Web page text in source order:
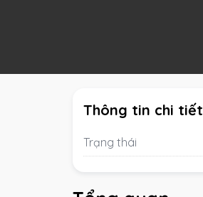
Thông tin chi tiết
Trạng thái